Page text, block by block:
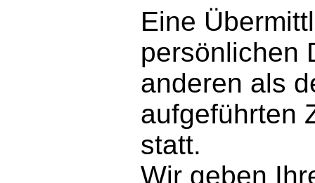
Eine
persönlichen
anderen als
aufgeführten
statt.
Wir geben